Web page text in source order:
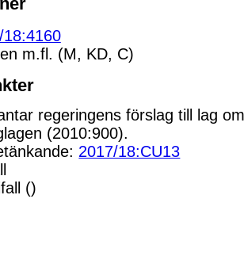
m.fl. (M, KD, C)
regeringens förslag till lag
(2010:900).
2017/18:CU13
()